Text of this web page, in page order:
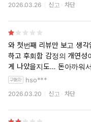
2026.03.26 신고 차단
와 첫번째 리뷰만 보고 생
하고 후회함 감정의 개연성
게 나았을지도… 돈아까워
hso***
2026.03.20 신고 차단